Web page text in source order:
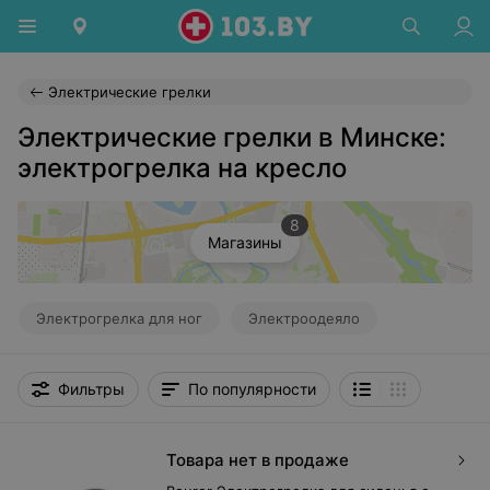
Электрические грелки
Электрические грелки в Минске:
электрогрелка на кресло
Магазины
8
Электрогрелка для ног Электроодеяло
Фильтры По популярности
Товара нет в продаже